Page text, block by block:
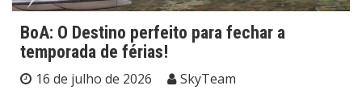
BoA: O Destino perfeito para fechar a
temporada de férias!
16 de julho de 2026
SkyTeam